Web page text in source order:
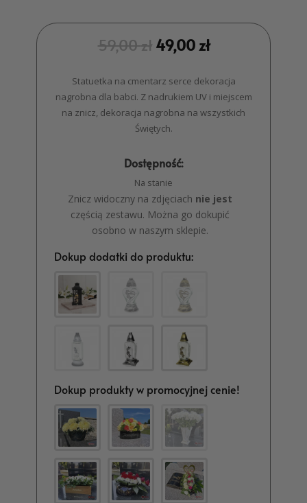
59,00zł 49,00zł
Statuetka na cmentarz serce dekoracja
nagrobna dla babci. Z nadrukiem UV i miejscem
na znicz, dekoracja nagrobna na wszystkich
Świętych.
Dostępność:
Na stanie
Znicz widoczny na zdjęciach nie jest
częścią zestawu. Można go dokupić
osobno w naszym sklepie.
Dokup dodatki do produktu:
Dokup produkty w promocyjnej cenie!